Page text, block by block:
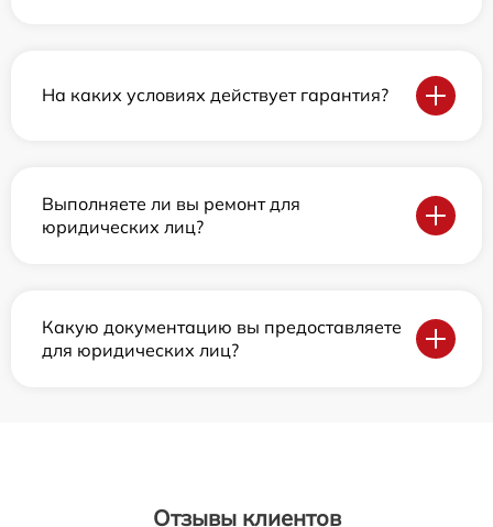
На каких условиях действует гарантия?
Выполняете ли вы ремонт для
юридических лиц?
Какую документацию вы предоставляете
для юридических лиц?
Отзывы клиентов